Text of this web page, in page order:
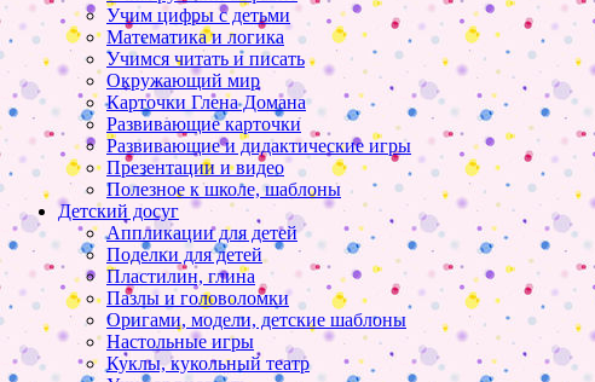
Учим цифры с детьми
Математика и логика
Учимся читать и писать
Окружающий мир
Карточки Глена Домана
Развивающие карточки
Развивающие и дидактические игры
Презентации и видео
Полезное к школе, шаблоны
Детский досуг
Аппликации для детей
Поделки для детей
Пластилин, глина
Пазлы и головоломки
Оригами, модели, детские шаблоны
Настольные игры
Куклы, кукольный театр